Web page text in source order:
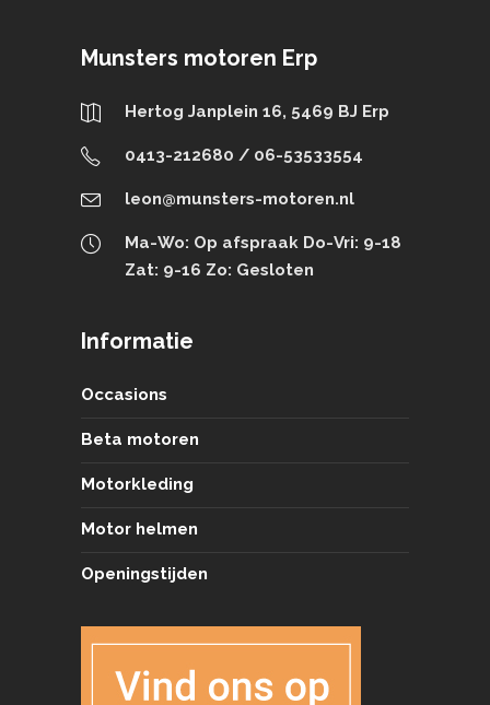
Munsters motoren Erp
Hertog Janplein 16, 5469 BJ Erp
0413-212680 / 06-53533554
leon@munsters-motoren.nl
Ma-Wo: Op afspraak Do-Vri: 9-18
Zat: 9-16 Zo: Gesloten
Informatie
Occasions
Beta motoren
Motorkleding
Motor helmen
Openingstijden